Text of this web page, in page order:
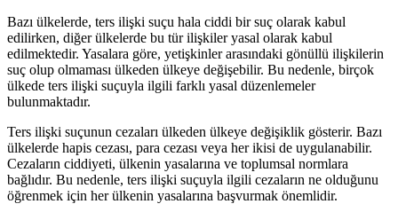
Bazı ülkelerde, ters ilişki suçu hala ciddi bir suç olarak kabul
edilirken, diğer ülkelerde bu tür ilişkiler yasal olarak kabul
edilmektedir. Yasalara göre, yetişkinler arasındaki gönüllü ilişkilerin
suç olup olmaması ülkeden ülkeye değişebilir. Bu nedenle, birçok
ülkede ters ilişki suçuyla ilgili farklı yasal düzenlemeler
bulunmaktadır.
Ters ilişki suçunun cezaları ülkeden ülkeye değişiklik gösterir. Bazı
ülkelerde hapis cezası, para cezası veya her ikisi de uygulanabilir.
Cezaların ciddiyeti, ülkenin yasalarına ve toplumsal normlara
bağlıdır. Bu nedenle, ters ilişki suçuyla ilgili cezaların ne olduğunu
öğrenmek için her ülkenin yasalarına başvurmak önemlidir.